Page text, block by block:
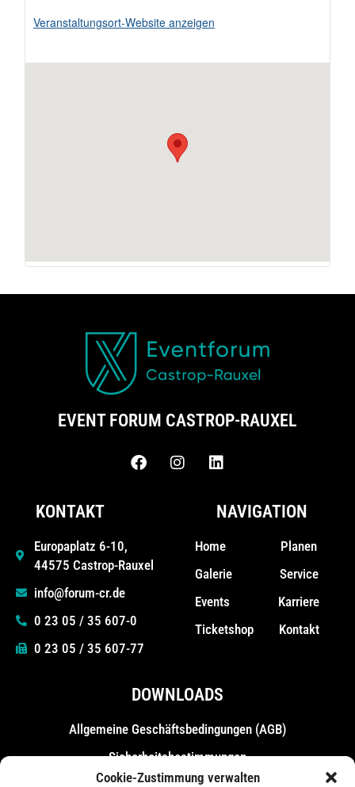
Cookie-Zustimmung verwalten
Veranstaltungsort-Website anzeigen
EVENT FORUM CASTROP-RAUXEL
KONTAKT
Europaplatz 6-10,
44575 Castrop-Rauxel
info@forum-cr.de
0 23 05 / 35 607-0
0 23 05 / 35 607-77
NAVIGATION
Home
Galerie
Events
Ticketshop
Planen
Service
Karriere
Kontakt
DOWNLOADS
Allgemeine Geschäfts­bedingungen (AGB)
Sicherheitsbestimmungen